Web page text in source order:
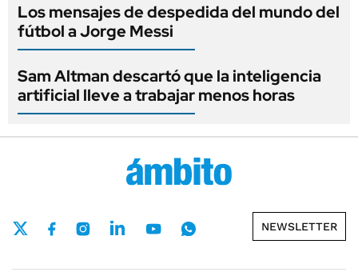
Los mensajes de despedida del mundo del
fútbol a Jorge Messi
Sam Altman descartó que la inteligencia
artificial lleve a trabajar menos horas
NEWSLETTER